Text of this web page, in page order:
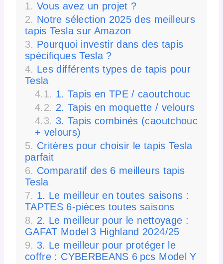
Vous avez un projet ?
Notre sélection 2025 des meilleurs
tapis Tesla sur Amazon
Pourquoi investir dans des tapis
spécifiques Tesla ?
Les différents types de tapis pour
Tesla
1. Tapis en TPE / caoutchouc
2. Tapis en moquette / velours
3. Tapis combinés (caoutchouc
+ velours)
Critères pour choisir le tapis Tesla
parfait
Comparatif des 6 meilleurs tapis
Tesla
1. Le meilleur en toutes saisons :
TAPTES 6‑pièces toutes saisons
2. Le meilleur pour le nettoyage :
GAFAT Model 3 Highland 2024/25
3. Le meilleur pour protéger le
coffre : CYBERBEANS 6 pcs Model Y